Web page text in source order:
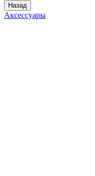
Назад
Аксессуары